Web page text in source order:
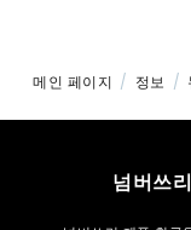
메인 페이지 정보
넘버쓰